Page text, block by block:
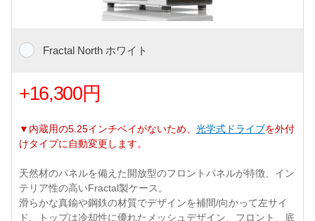
Fractal North ホワイト
+16,300円
▼内蔵用の5.25インチベイがないため、 光学式ドライブを外付
けタイプに自動変更します。
天然材のパネルを備えた開放型のフロントパネルが特徴、イン
テリア性の高いFractal製ケース。
滑らかな真鍮や鋼鉄の材質でデザインを補間/向かって左サイ
ド、トップは冷却性に優れたメッシュデザイン、フロント、底